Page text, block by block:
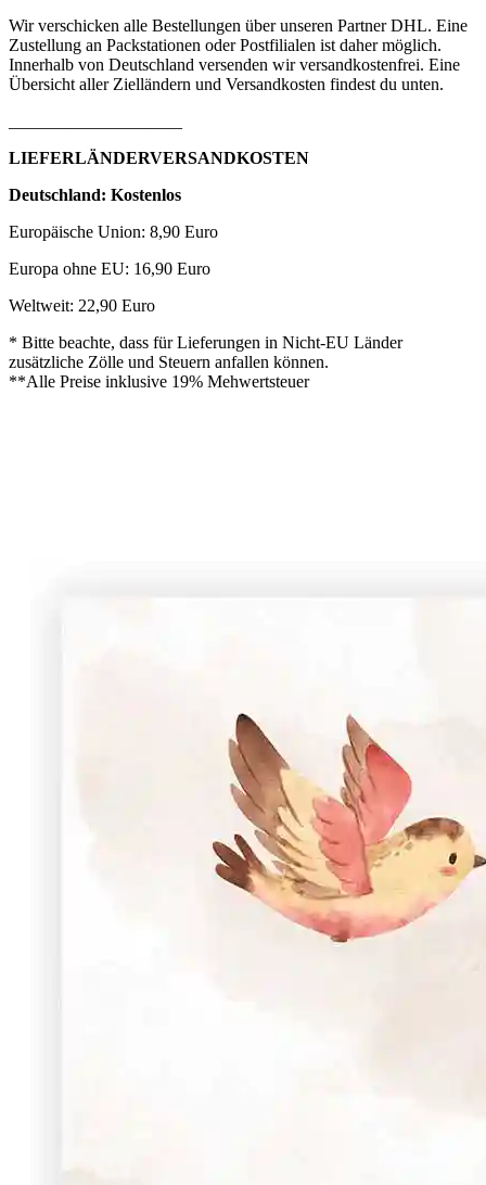
Wir verschicken alle Bestellungen über unseren Partner DHL. Eine
Zustellung an Packstationen oder Postfilialen ist daher möglich.
Innerhalb von Deutschland versenden wir versandkostenfrei. Eine
Übersicht aller Zielländern und Versandkosten findest du unten.
LIEFERLÄNDERVERSANDKOSTEN
Deutschland: Kostenlos
Europäische Union: 8,90 Euro
Europa ohne EU: 16,90 Euro
Weltweit: 22,90 Euro
* Bitte beachte, dass für Lieferungen in Nicht-EU Länder
zusätzliche Zölle und Steuern anfallen können.
**Alle Preise inklusive 19% Mehwertsteuer